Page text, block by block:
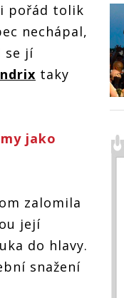
pořád tolik
nechápal,
se jí
taky
jako
zalomila
její
do hlavy.
snažení